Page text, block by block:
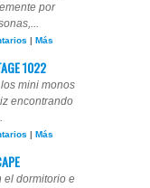
por
| Más
1022
mini monos
encontrando
| Más
el dormitorio e